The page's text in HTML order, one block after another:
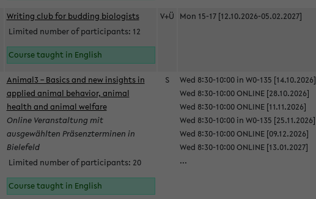
Writing club for budding biologists
Limited number of participants: 12
Course taught in English
V+Ü Mon 15-17 [12.10.2026-05.02.2027]
Animal3 – Basics and new insights in
applied animal behavior, animal
health and animal welfare
Online Veranstaltung mit
ausgewählten Präsenzterminen in
Bielefeld
Limited number of participants: 20
Course taught in English
S
Wed 8:30-10:00 in W0-135 [14.10.2026]
Wed 8:30-10:00 ONLINE [28.10.2026]
Wed 8:30-10:00 ONLINE [11.11.2026]
Wed 8:30-10:00 in W0-135 [25.11.2026]
Wed 8:30-10:00 ONLINE [09.12.2026]
Wed 8:30-10:00 ONLINE [13.01.2027]
...